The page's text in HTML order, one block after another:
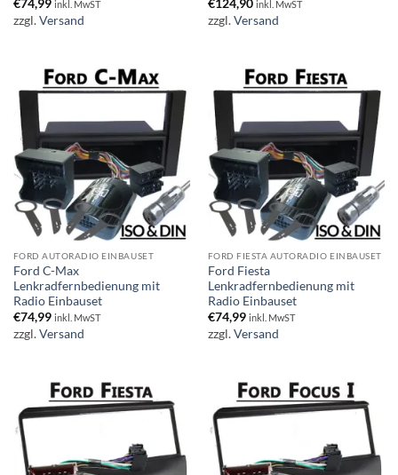
€74,99 inkl. MwST
zzgl.Versand
€124,90 inkl. MwST
zzgl.Versand
FORD AUTORADIO EINBAUSET
Ford C-Max
Lenkradfernbedienung mit
Radio Einbauset
€74,99 inkl. MwST
zzgl.Versand
FORD FIESTA AUTORADIO EINBAUSET
Ford Fiesta
Lenkradfernbedienung mit
Radio Einbauset
€74,99 inkl. MwST
zzgl.Versand